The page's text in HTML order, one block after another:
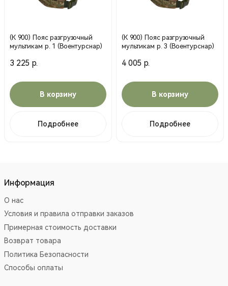
(К 900) Пояс разгрузочный
мультикам р. 1 (Воентурснар)
3 225 р.
В корзину
Подробнее
(К 900) Пояс разгрузочный
мультикам р. 3 (Воентурснар)
4 005 р.
В корзину
Подробнее
Информация
О нас
Условия и правила отправки заказов
Примерная стоимость доставки
Возврат товара
Политика Безопасности
Способы оплаты